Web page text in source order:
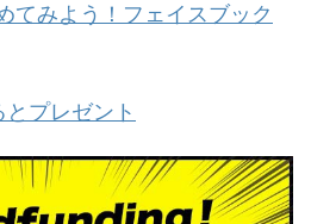
てみよう！フェイスブック
プレゼント